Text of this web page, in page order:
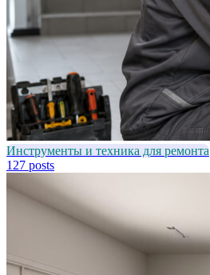
Инструменты и техника для ремонта
127 posts